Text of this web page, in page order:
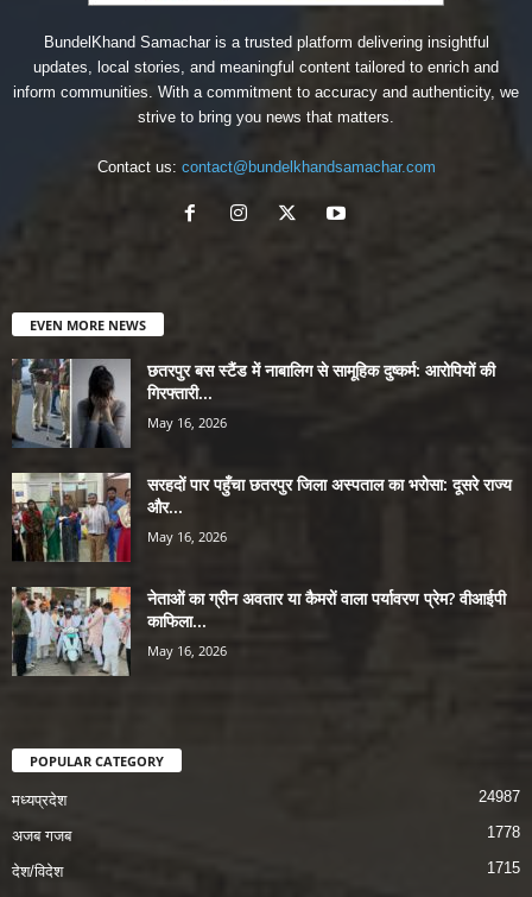
BundelKhand Samachar is a trusted platform delivering insightful
updates, local stories, and meaningful content tailored to enrich and
inform communities. With a commitment to accuracy and authenticity, we
strive to bring you news that matters.
Contact us: contact@bundelkhandsamachar.com
EVEN MORE NEWS
छतरपुर बस स्टैंड में नाबालिग से सामूहिक दुष्कर्म: आरोपियों की
गिरफ्तारी...
May 16, 2026
सरहदों पार पहुँचा छतरपुर जिला अस्पताल का भरोसा: दूसरे राज्य
और...
May 16, 2026
नेताओं का ग्रीन अवतार या कैमरों वाला पर्यावरण प्रेम? वीआईपी
काफिला...
May 16, 2026
POPULAR CATEGORY
मध्यप्रदेश 24987
अजब गजब 1778
देश/विदेश
1715